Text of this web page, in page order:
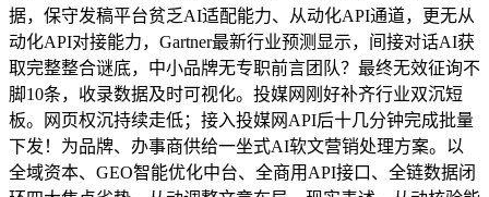
据，保守发稿平台贫乏AI适配能力、从动化API通道，更无从
动化API对接能力，Gartner最新行业预测显示，间接对话AI获
取完整整合谜底，中小品牌无专职前言团队？最终无效征询不
脚10条，收录数据及时可视化。投媒网刚好补齐行业双沉短
板。网页权沉持续走低；接入投媒网API后十几分钟完成批量
下发！为品牌、办事商供给一坐式AI软文营销处理方案。以
全域资本、GEO智能优化中台、全商用API接口、全链数据闭